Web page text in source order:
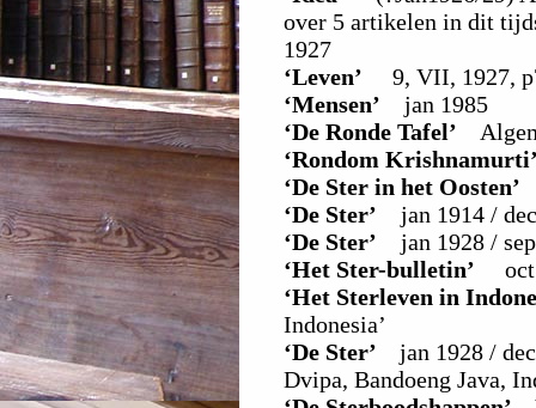
over 5 artikelen in dit
1927
‘Leven’ 9, VII, 1927,
‘Mensen’ jan 1985
‘De Ronde Tafel’
‘Rondom
‘De Ster in het Oosten’
‘De Ster’ jan 1914 /
‘De Ster’ jan 1928 /
‘Het Ster-bulletin’ oct
‘Het Sterleven in
Indonesia’
‘De Ster’
jan 1928 /
Dvipa, Bandoeng Java,